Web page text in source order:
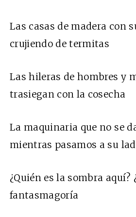
Las casas de madera con
crujiendo de termitas
Las hileras de hombres y
trasiegan con la cosecha
La maquinaria que no se
mientras pasamos a su
¿Quién es la sombra aquí?
fantasmagoría